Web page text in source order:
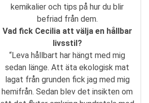
kemikalier och tips på hur du blir
befriad från dem.
Vad fick Cecilia att välja en hållbar
livsstil?
“Leva hållbart har hängt med mig
sedan länge. Att äta ekologisk mat
lagat från grunden fick jag med mig
hemifrån. Sedan blev det insikten om